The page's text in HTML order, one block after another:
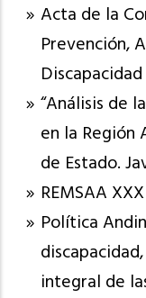
Acta de la
Prevención,
Discapacidad
“Análisis de
en la Región
de Estado.
REMSAA
Política
integral de